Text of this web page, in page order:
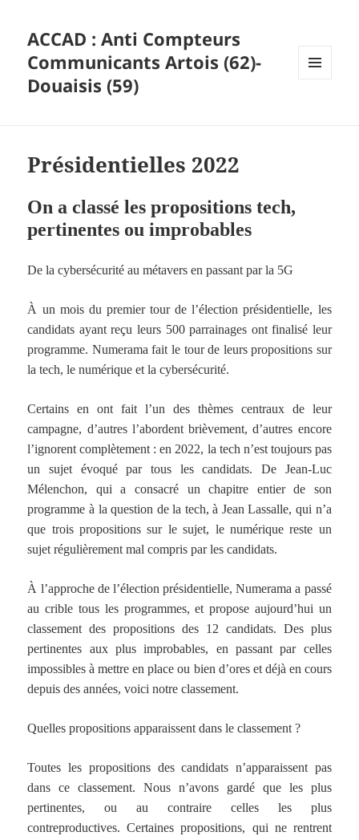
ACCAD : Anti Compteurs
Communicants Artois (62)-
Douaisis (59)
Présidentielles 2022
On a classé les propositions tech,
pertinentes ou improbables
De la cybersécurité au métavers en passant par la 5G
À un mois du premier tour de l’élection présidentielle, les
candidats ayant reçu leurs 500 parrainages ont finalisé leur
programme. Numerama fait le tour de leurs propositions sur
la tech, le numérique et la cybersécurité.
Certains en ont fait l’un des thèmes centraux de leur
campagne, d’autres l’abordent brièvement, d’autres encore
l’ignorent complètement : en 2022, la tech n’est toujours pas
un sujet évoqué par tous les candidats. De Jean-Luc
Mélenchon, qui a consacré un chapitre entier de son
programme à la question de la tech, à Jean Lassalle, qui n’a
que trois propositions sur le sujet, le numérique reste un
sujet régulièrement mal compris par les candidats.
À l’approche de l’élection présidentielle, Numerama a passé
au crible tous les programmes, et propose aujourd’hui un
classement des propositions des 12 candidats. Des plus
pertinentes aux plus improbables, en passant par celles
impossibles à mettre en place ou bien d’ores et déjà en cours
depuis des années, voici notre classement.
Quelles propositions apparaissent dans le classement ?
Toutes les propositions des candidats n’apparaissent pas
dans ce classement. Nous n’avons gardé que les plus
pertinentes, ou au contraire celles les plus
contreproductives. Certaines propositions, qui ne rentrent